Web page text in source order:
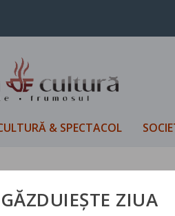
& SPECTACOL
ZIUA